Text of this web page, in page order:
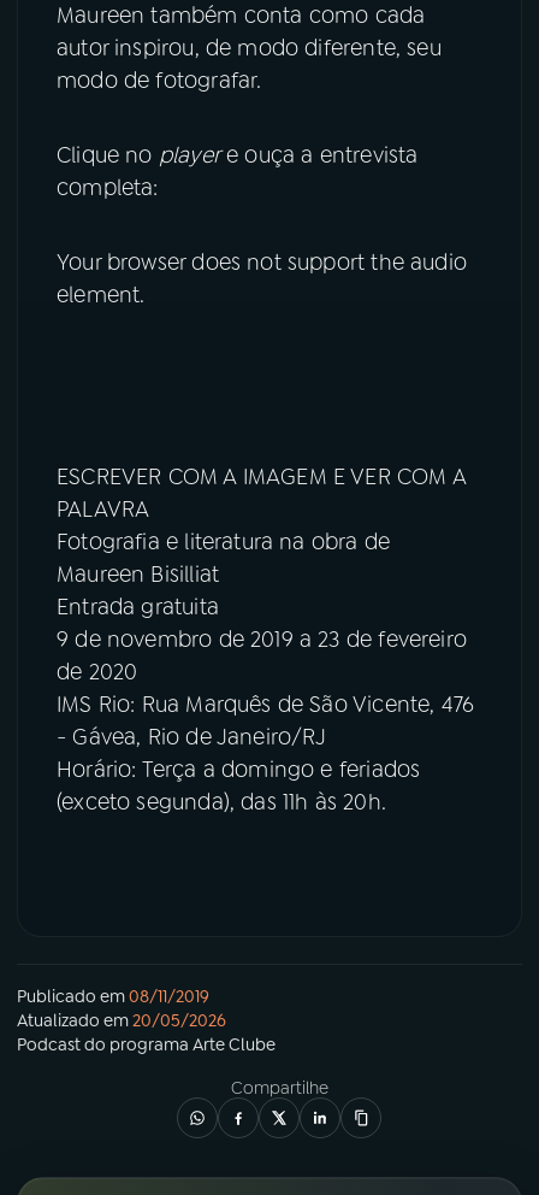
Maureen também conta como cada
autor inspirou, de modo diferente, seu
modo de fotografar.
Clique no playere ouça a entrevista
completa:
Your browser does not support the audio
element.
ESCREVER COM A IMAGEM E VER COM A
PALAVRA
Fotografia e literatura na obra de
Maureen Bisilliat
Entrada gratuita
9 de novembro de 2019 a 23 de fevereiro
de 2020
IMS Rio: Rua Marquês de São Vicente, 476
- Gávea, Rio de Janeiro/RJ
Horário: Terça a domingo e feriados
(exceto segunda), das 11h às 20h.
Publicado em08/11/2019
Atualizado em20/05/2026
Podcastdo programa Arte Clube
Compartilhe